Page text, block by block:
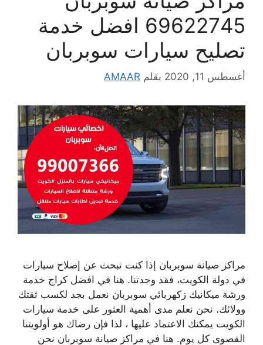
69622745 افضل خدمة
تصليح سيارات سوبربان
أغسطس 11, 2020 بقلم AMAAR
مراكز صيانة سوبربان إذا كنت تبحث عن إصلاح سيارات
في دولة الكويت، فقد وجدتنا. هنا في افضل كراج خدمة
ورشة ميكانيك زكهربائي سوبربان نعمل بجد لكسب ثقتك
وولائك. نحن نعلم مدى أهمية العثور على خدمة سيارات
الكويت يمكنك الاعتماد عليها ، لذا فإن رضاك ​​هو أولويتنا
القصوى كل يوم. هنا في مراكز صيانة سوبربان نحن